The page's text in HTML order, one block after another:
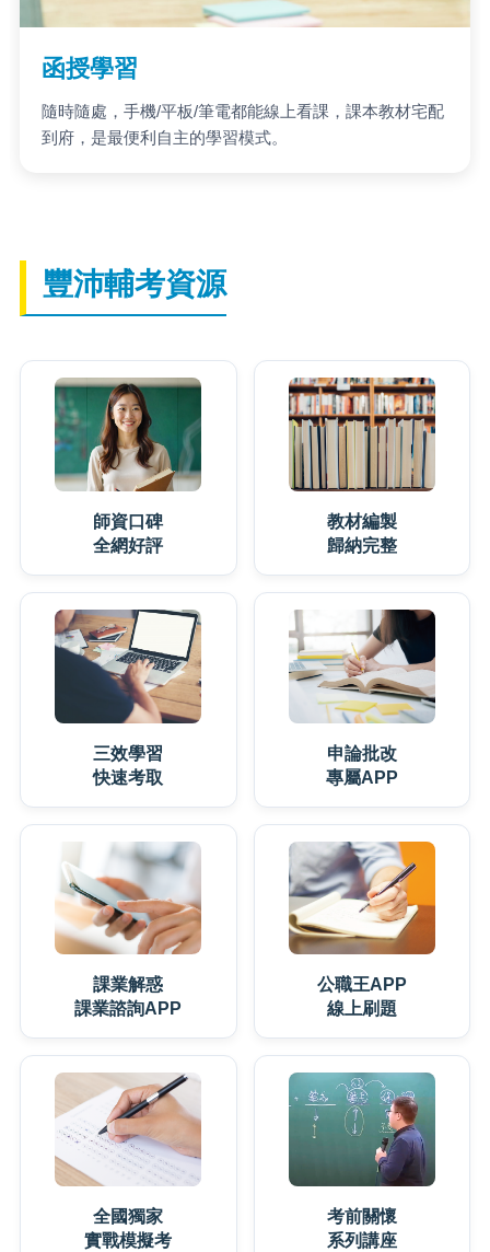
函授學習
隨時隨處，手機/平板/筆電都能線上看課，課本教材宅配
到府，是最便利自主的學習模式。
豐沛輔考資源
師資口碑
全網好評
教材編製
歸納完整
三效學習
快速考取
申論批改
專屬APP
課業解惑
課業諮詢APP
公職王APP
線上刷題
全國獨家
實戰模擬考
考前關懷
系列講座